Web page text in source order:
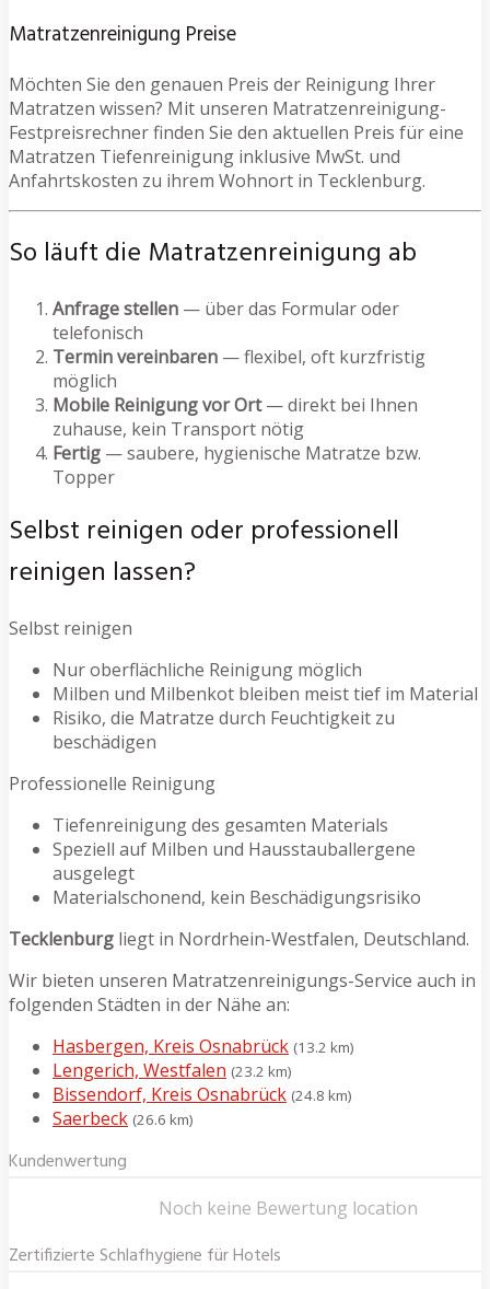
Matratzenreinigung Preise
Möchten Sie den genauen Preis der Reinigung Ihrer
Matratzen wissen? Mit unseren Matratzenreinigung-
Festpreisrechner finden Sie den aktuellen Preis für eine
Matratzen Tiefenreinigung inklusive MwSt. und
Anfahrtskosten zu ihrem Wohnort in Tecklenburg.
So läuft die Matratzenreinigung ab
Anfrage stellen — über das Formular oder
telefonisch
Termin vereinbaren — flexibel, oft kurzfristig
möglich
Mobile Reinigung vor Ort— direkt bei Ihnen
zuhause, kein Transport nötig
Fertig — saubere, hygienische Matratze bzw.
Topper
Selbst reinigen oder professionell
reinigen lassen?
Selbst reinigen
Nur oberflächliche Reinigung möglich
Milben und Milbenkot bleiben meist tief im Material
Risiko, die Matratze durch Feuchtigkeit zu
beschädigen
Professionelle Reinigung
Tiefenreinigung des gesamten Materials
Speziell auf Milben und Hausstauballergene
ausgelegt
Materialschonend, kein Beschädigungsrisiko
Tecklenburg liegt in Nordrhein-Westfalen, Deutschland.
Wir bieten unseren Matratzenreinigungs-Service auch in
folgenden Städten in der Nähe an:
Hasbergen, Kreis Osnabrück (13.2 km)
Lengerich, Westfalen (23.2 km)
Bissendorf, Kreis Osnabrück (24.8 km)
Saerbeck (26.6 km)
Kundenwertung
Noch keine Bewertung location
Zertifizierte Schlafhygiene für Hotels